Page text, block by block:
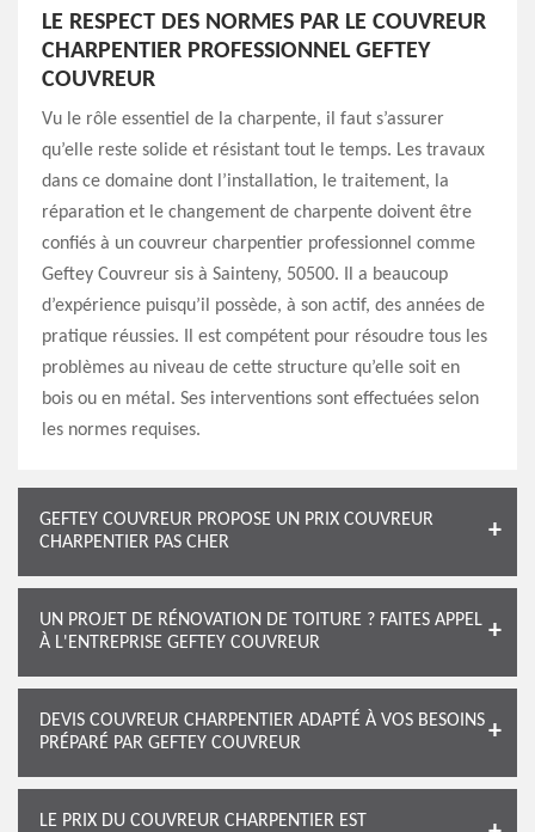
LE RESPECT DES NORMES PAR LE COUVREUR
CHARPENTIER PROFESSIONNEL GEFTEY
COUVREUR
Vu le rôle essentiel de la charpente, il faut s’assurer
qu’elle reste solide et résistant tout le temps. Les travaux
dans ce domaine dont l’installation, le traitement, la
réparation et le changement de charpente doivent être
confiés à un couvreur charpentier professionnel comme
Geftey Couvreur sis à Sainteny, 50500. Il a beaucoup
d’expérience puisqu’il possède, à son actif, des années de
pratique réussies. Il est compétent pour résoudre tous les
problèmes au niveau de cette structure qu’elle soit en
bois ou en métal. Ses interventions sont effectuées selon
les normes requises.
GEFTEY COUVREUR PROPOSE UN PRIX COUVREUR
CHARPENTIER PAS CHER
UN PROJET DE RÉNOVATION DE TOITURE ? FAITES APPEL
À L'ENTREPRISE GEFTEY COUVREUR
DEVIS COUVREUR CHARPENTIER ADAPTÉ À VOS BESOINS
PRÉPARÉ PAR GEFTEY COUVREUR
LE PRIX DU COUVREUR CHARPENTIER EST